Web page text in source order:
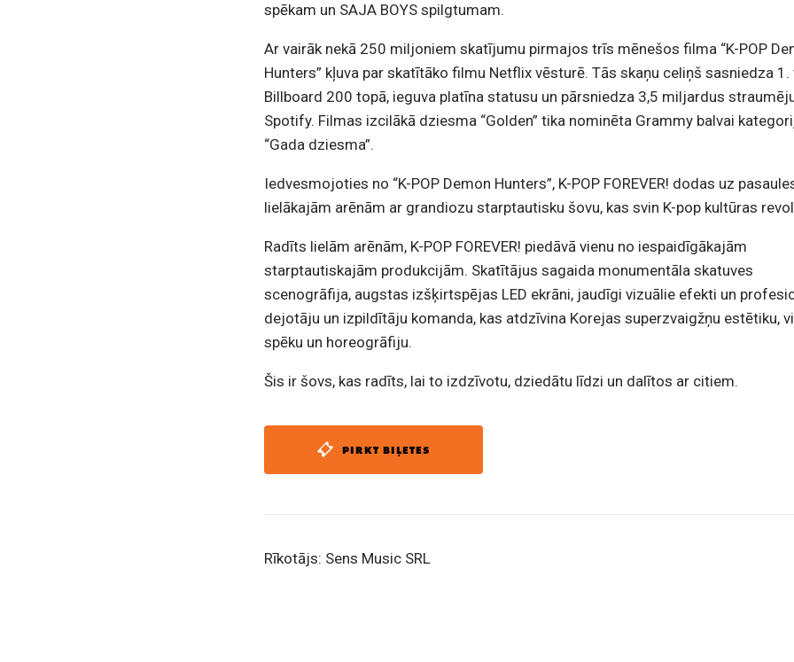
spēkam un SAJA BOYS spilgtumam.
Ar vairāk nekā 250 miljoniem skatījumu pirmajos trīs mēnešos filma “K-POP
Hunters” kļuva par skatītāko filmu Netflix vēsturē. Tās skaņu celiņš sasniedza 1.
Billboard 200 topā, ieguva platīna statusu un pārsniedza 3,5 miljardus
Spotify. Filmas izcilākā dziesma “Golden” tika nominēta Grammy balvai
“Gada dziesma”.
Iedvesmojoties no “K-POP Demon Hunters”, K-POP FOREVER! dodas uz
lielākajām arēnām ar grandiozu starptautisku šovu, kas svin K-pop kultūras
Radīts lielām arēnām, K-POP FOREVER! piedāvā vienu no iespaidīgākajām
starptautiskajām produkcijām. Skatītājus sagaida monumentāla skatuves
scenogrāfija, augstas izšķirtspējas LED ekrāni, jaudīgi vizuālie efekti un
dejotāju un izpildītāju komanda, kas atdzīvina Korejas superzvaigžņu estētiku,
spēku un horeogrāfiju.
Šis ir šovs, kas radīts, lai to izdzīvotu, dziedātu līdzi un dalītos ar citiem.
PIRKT BIĻETES
Rīkotājs: Sens Music SRL